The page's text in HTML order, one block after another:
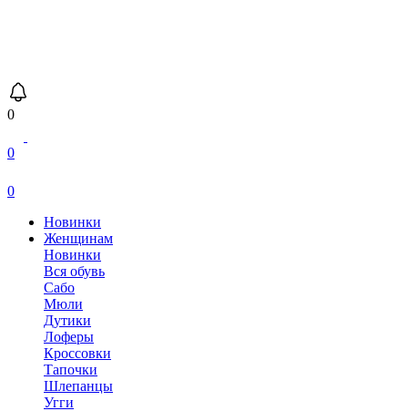
0
0
0
Новинки
Женщинам
Новинки
Вся обувь
Сабо
Мюли
Дутики
Лоферы
Кроссовки
Тапочки
Шлепанцы
Угги